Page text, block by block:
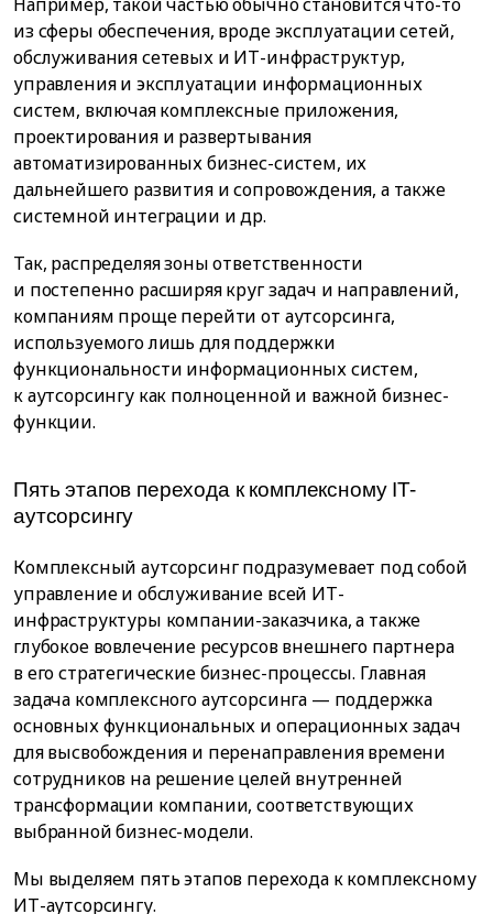
из сферы обеспечения, вроде эксплуатации сетей,
обслуживания сетевых и ИТ-инфраструктур,
управления и эксплуатации информационных
систем, включая комплексные приложения,
проектирования и развертывания
автоматизированных бизнес-систем, их
дальнейшего развития и сопровождения, а также
системной интеграции и др.
Так, распределяя зоны ответственности
и постепенно расширяя круг задач и направлений,
компаниям проще перейти от аутсорсинга,
используемого лишь для поддержки
функциональности информационных систем,
к аутсорсингу как полноценной и важной бизнес-
функции.
Пять этапов перехода к комплексному IT-
аутсорсингу
Комплексный аутсорсинг подразумевает под собой
управление и обслуживание всей ИТ-
инфраструктуры компании-заказчика, а также
глубокое вовлечение ресурсов внешнего партнера
в его стратегические бизнес-процессы. Главная
задача комплексного аутсорсинга — поддержка
основных функциональных и операционных задач
для высвобождения и перенаправления времени
сотрудников на решение целей внутренней
трансформации компании, соответствующих
выбранной бизнес-модели.
Мы выделяем пять этапов перехода к комплексному
ИТ-аутсорсингу.